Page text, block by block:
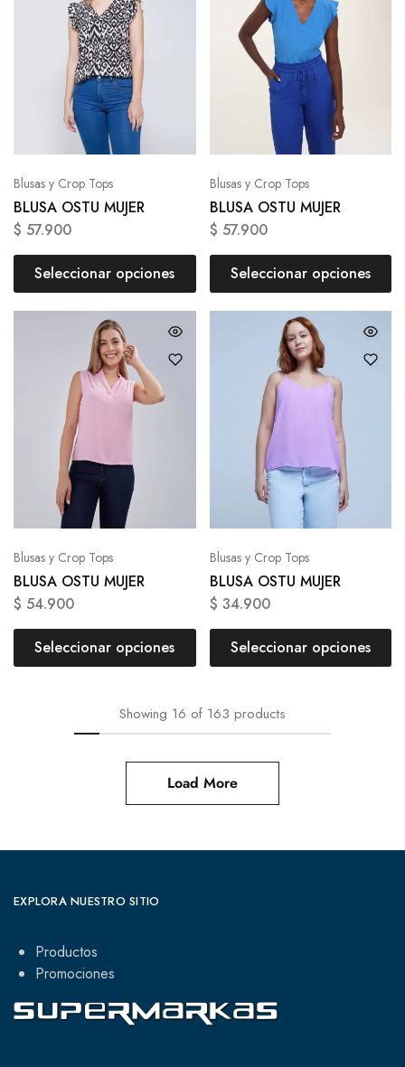
Blusas y Crop Tops
BLUSA OSTU MUJER
$ 57.900
Seleccionar opciones
Blusas y Crop Tops
BLUSA OSTU MUJER
$ 57.900
Seleccionar opciones
Blusas y Crop Tops
BLUSA OSTU MUJER
$ 54.900
Seleccionar opciones
Blusas y Crop Tops
BLUSA OSTU MUJER
$ 34.900
Seleccionar opciones
Showing 16 of 163 products
Load More
EXPLORA NUESTRO SITIO
Productos
Promociones